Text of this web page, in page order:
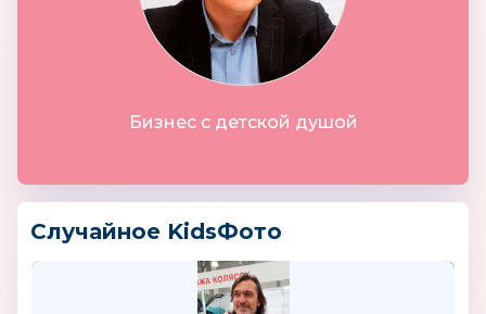
Бизнес с детской душой
Случайное KidsФото